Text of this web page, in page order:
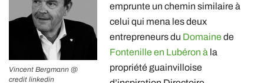
Vincent Bergmann @
credit linkedin
emprunte un chemin similaire à
celui qui mena les deux
entrepreneurs du Domainede
Fontenille en Lubéron à la
propriété guainvilloise